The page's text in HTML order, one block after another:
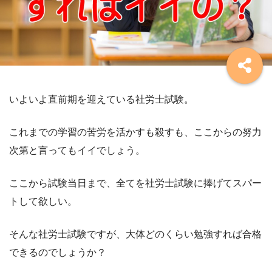
いよいよ直前期を迎えている社労士試験。
これまでの学習の苦労を活かすも殺すも、ここからの努力
次第と言ってもイイでしょう。
ここから試験当日まで、全てを社労士試験に捧げてスパー
トして欲しい。
そんな社労士試験ですが、大体どのくらい勉強すれば合格
できるのでしょうか？